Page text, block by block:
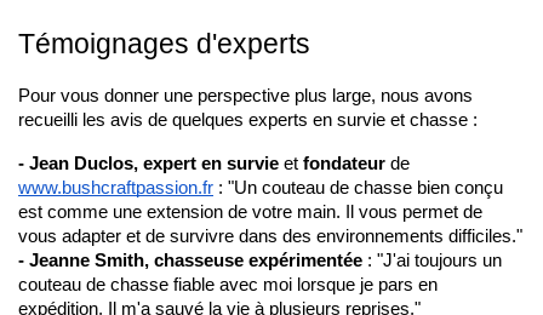
Témoignages d'experts
Pour vous donner une perspective plus large, nous avons
recueilli les avis de quelques experts en survie et chasse :
- Jean Duclos, expert en survie et fondateur
www.bushcraftpassion.fr : "Un couteau de chasse bien conçu
est comme une extension de votre main. Il vous permet de
vous adapter et de survivre dans des environnements difficiles."
- Jeanne Smith, chasseuse expérimentée : "J'ai toujours un
couteau de chasse fiable avec moi lorsque je pars en
expédition. Il m'a sauvé la vie à plusieurs reprises."